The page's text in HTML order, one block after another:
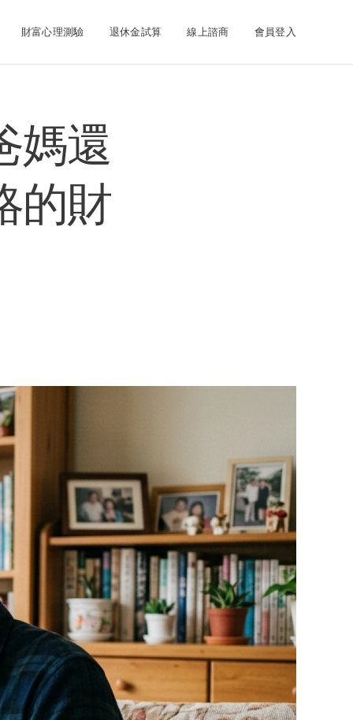
財富心理測驗 退休金試算 線上諮商 會員登入
媽還
的財